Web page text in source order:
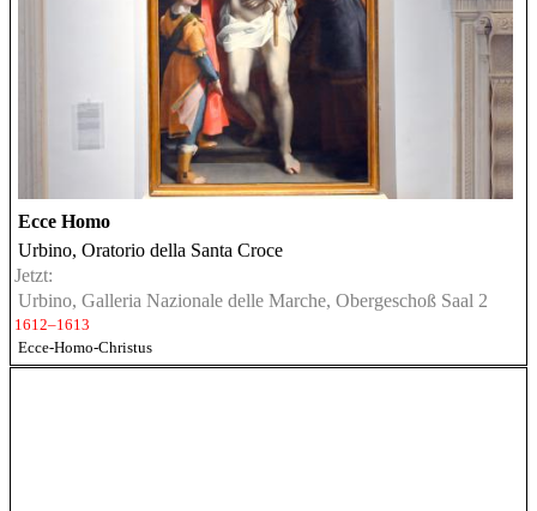
Ecce Homo
Urbino, Oratorio della Santa Croce
Jetzt:
Urbino, Galleria Nazionale delle Marche, Obergeschoß Saal 2
1612–1613
Ecce-Homo-Christus